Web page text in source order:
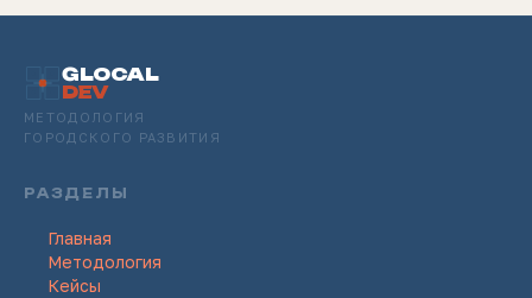
GLOCAL
DEV
МЕТОДОЛОГИЯ
ГОРОДСКОГО РАЗВИТИЯ
РАЗДЕЛЫ
Главная
Методология
Кейсы